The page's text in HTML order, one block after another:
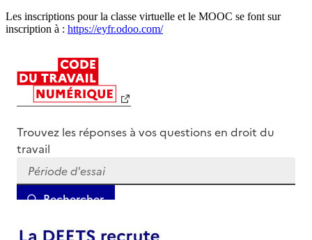
Les inscriptions pour la classe virtuelle et le MOOC se font sur
inscription à : https://eyfr.odoo.com/